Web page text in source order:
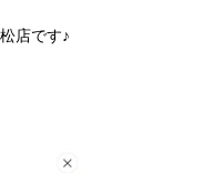
店です♪